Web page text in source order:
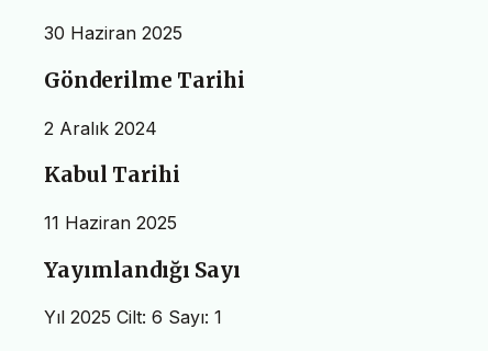
30 Haziran 2025
Gönderilme Tarihi
2 Aralık 2024
Kabul Tarihi
11 Haziran 2025
Yayımlandığı Sayı
Yıl 2025 Cilt: 6 Sayı: 1